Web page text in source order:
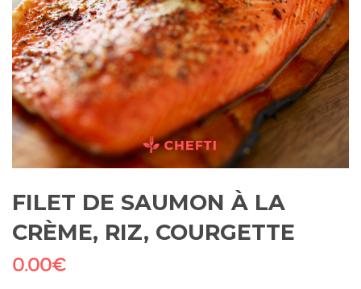
FILET DE SAUMON À LA
CRÈME, RIZ, COURGETTE
0.00€